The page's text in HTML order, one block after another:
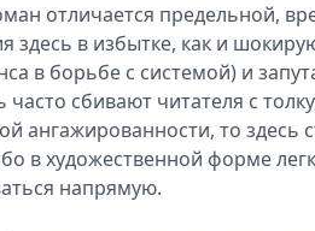
отличается предельной,
здесь в избытке, как и
в борьбе с системой) и
сбивают читателя с
ангажированности, то здесь
в художественной форме
напрямую.